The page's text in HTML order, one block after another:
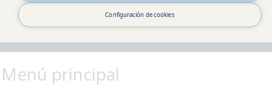
Configuración de cookies
Menú principal